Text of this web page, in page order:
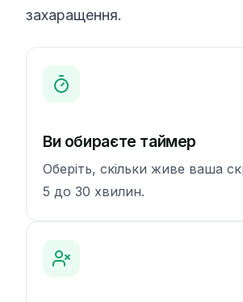
захаращення.
Ви обираєте таймер
Оберіть, скільки живе ваша
5 до 30 хвилин.